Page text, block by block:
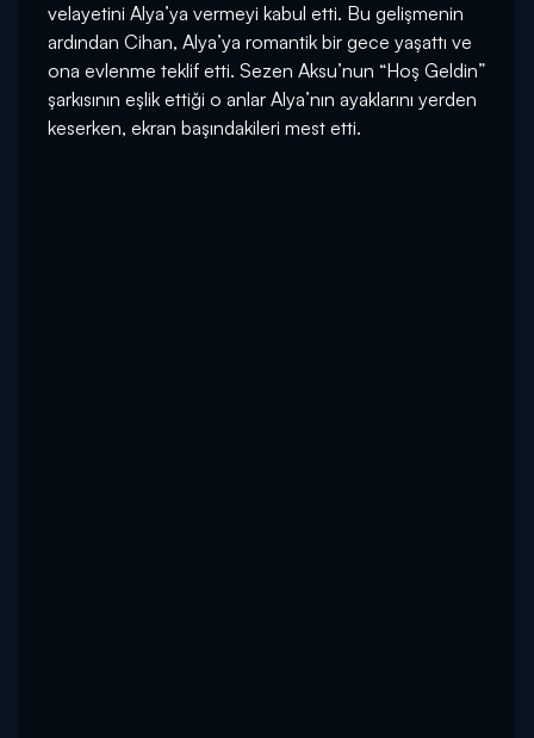
velayetini Alya’ya vermeyi kabul etti. Bu gelişmenin
ardından Cihan, Alya’ya romantik bir gece yaşattı ve
ona evlenme teklif etti. Sezen Aksu’nun “Hoş Geldin”
şarkısının eşlik ettiği o anlar Alya’nın ayaklarını yerden
keserken, ekran başındakileri mest etti.